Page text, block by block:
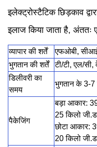
इलेक्ट्रोस्टैटिक छिड़काव
इलाज किया जाता है, अंततः
व्यापार की शर्तें
एफओबी,
भुगतान की शर्तें
टी/टी, एल/
डिलीवरी का
समय
भुगतान के 3-7
पैकेजिंग
बड़ा आकार:
25 किलो
छोटा आकार:
20 किलो